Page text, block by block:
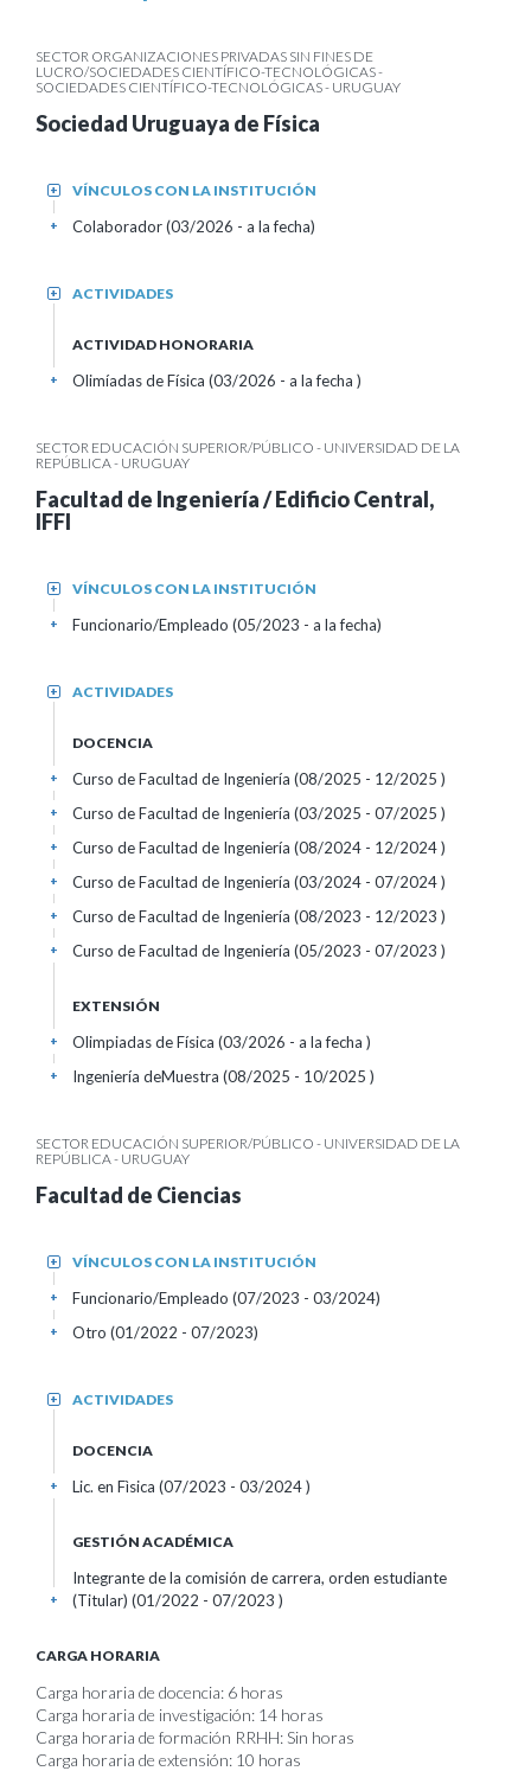
SECTOR ORGANIZACIONES PRIVADAS SIN FINES DE
LUCRO/SOCIEDADES CIENTÍFICO-TECNOLÓGICAS -
SOCIEDADES CIENTÍFICO-TECNOLÓGICAS - URUGUAY
Sociedad Uruguaya de Física
VÍNCULOS CON LA INSTITUCIÓN
+
Colaborador (03/2026 - a la fecha)
+
ACTIVIDADES
+
ACTIVIDAD HONORARIA
Olimíadas de Física (03/2026 - a la fecha )
+
SECTOR EDUCACIÓN SUPERIOR/PÚBLICO - UNIVERSIDAD DE LA
REPÚBLICA - URUGUAY
Facultad de Ingeniería / Edificio Central,
IFFI
VÍNCULOS CON LA INSTITUCIÓN
+
Funcionario/Empleado (05/2023 - a la fecha)
+
ACTIVIDADES
+
DOCENCIA
Curso de Facultad de Ingeniería (08/2025 - 12/2025 )
+
Curso de Facultad de Ingeniería (03/2025 - 07/2025 )
+
Curso de Facultad de Ingeniería (08/2024 - 12/2024 )
+
Curso de Facultad de Ingeniería (03/2024 - 07/2024 )
+
Curso de Facultad de Ingeniería (08/2023 - 12/2023 )
+
Curso de Facultad de Ingeniería (05/2023 - 07/2023 )
+
EXTENSIÓN
Olimpiadas de Física (03/2026 - a la fecha )
+
Ingeniería deMuestra (08/2025 - 10/2025 )
+
SECTOR EDUCACIÓN SUPERIOR/PÚBLICO - UNIVERSIDAD DE LA
REPÚBLICA - URUGUAY
Facultad de Ciencias
VÍNCULOS CON LA INSTITUCIÓN
+
Funcionario/Empleado (07/2023 - 03/2024)
+
Otro (01/2022 - 07/2023)
+
ACTIVIDADES
+
DOCENCIA
Lic. en Fìsica (07/2023 - 03/2024 )
+
GESTIÓN ACADÉMICA
Integrante de la comisión de carrera, orden estudiante
(Titular) (01/2022 - 07/2023 )
+
CARGA HORARIA
Carga horaria de docencia: 6 horas
Carga horaria de investigación: 14 horas
Carga horaria de formación RRHH: Sin horas
Carga horaria de extensión: 10 horas